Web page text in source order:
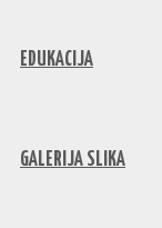
EDUKACIJA
GALERIJA SLIKA